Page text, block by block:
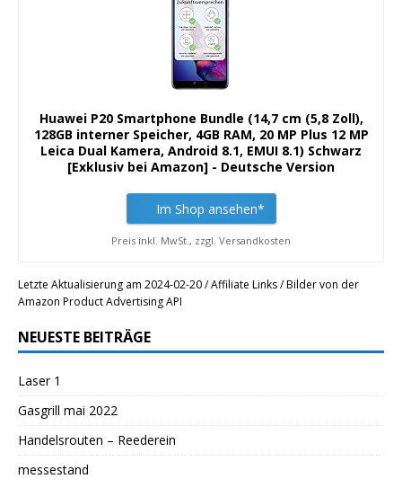
Huawei P20 Smartphone Bundle (14,7 cm (5,8 Zoll),
128GB interner Speicher, 4GB RAM, 20 MP Plus 12 MP
Leica Dual Kamera, Android 8.1, EMUI 8.1) Schwarz
[Exklusiv bei Amazon] - Deutsche Version
Im Shop ansehen*
Preis inkl. MwSt., zzgl. Versandkosten
Letzte Aktualisierung am 2024-02-20 / Affiliate Links / Bilder von der
Amazon Product Advertising API
NEUESTE BEITRÄGE
Laser 1
Gasgrill mai 2022
Handelsrouten – Reederein
messestand